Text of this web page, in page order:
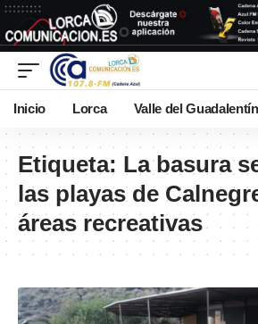
Inicio Lorca Valle del Guadalentín
Etiqueta: La basura
las playas de
áreas recreativas